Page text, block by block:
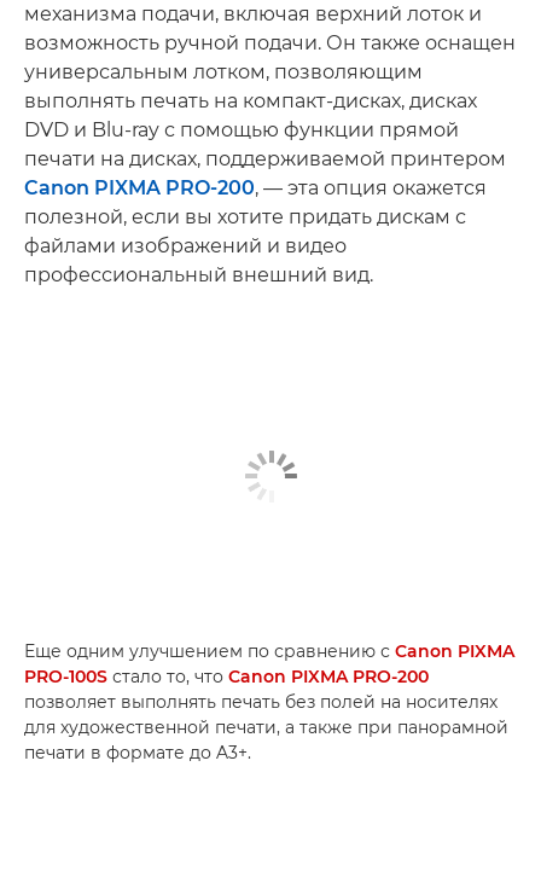
механизма подачи, включая верхний лоток и
возможность ручной подачи. Он также оснащен
универсальным лотком, позволяющим
выполнять печать на компакт-дисках, дисках
DVD и Blu-ray с помощью функции прямой
печати на дисках, поддерживаемой принтером
Canon PIXMA PRO-200, — эта опция окажется
полезной, если вы хотите придать дискам с
файлами изображений и видео
профессиональный внешний вид.
Еще одним улучшением по сравнению с Canon PIXMA
PRO-100S стало то, что Canon PIXMA PRO-200
позволяет выполнять печать без полей на носителях
для художественной печати, а также при панорамной
печати в формате до A3+.